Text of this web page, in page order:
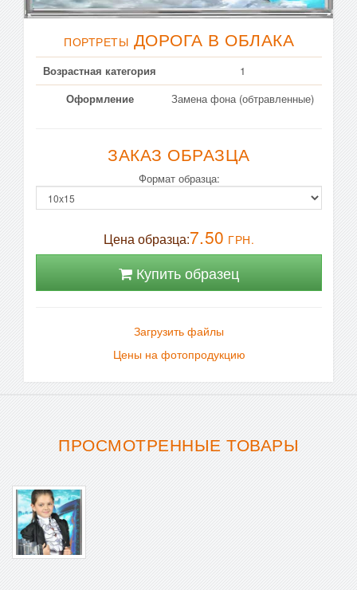
ПОРТРЕТЫ ДОРОГА В ОБЛАКА
Возрастная категория
1
Оформление
Замена фона (обтравленные)
ЗАКАЗ ОБРАЗЦА
Формат образца:
Цена образца:7.50 ГРН.
Купить образец
Загрузить файлы
Цены на фотопродукцию
ПРОСМОТРЕННЫЕ ТОВАРЫ